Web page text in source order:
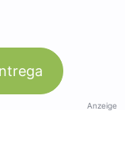
Anzeige